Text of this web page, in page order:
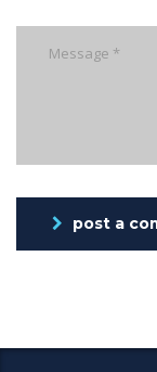
post a